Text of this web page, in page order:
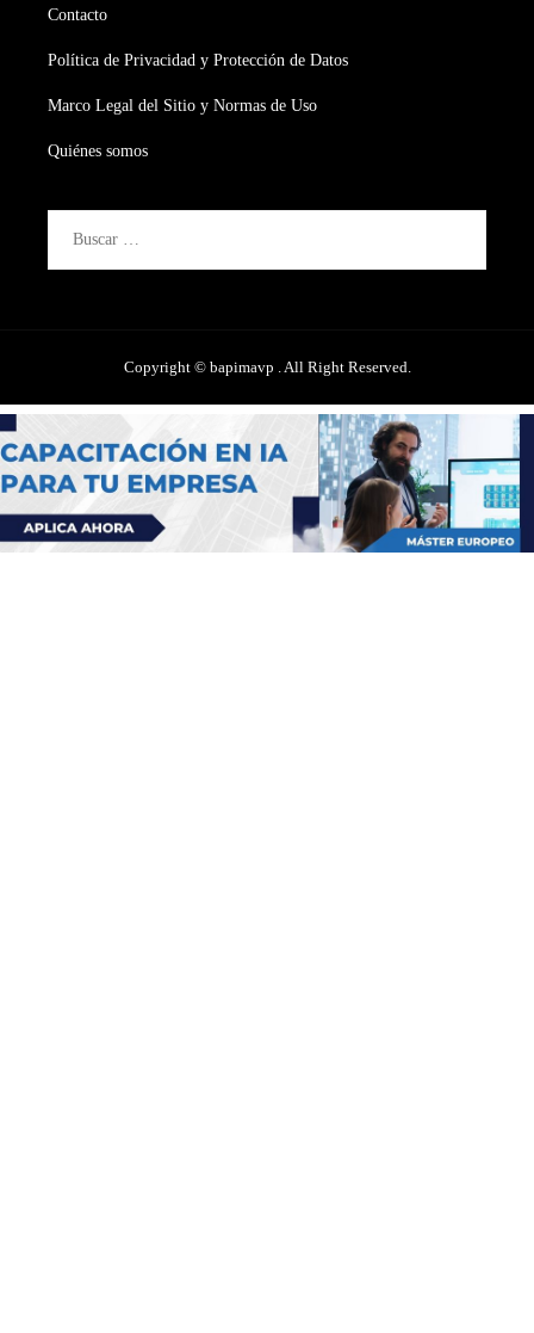
Contacto
Política de Privacidad y Protección de Datos
Marco Legal del Sitio y Normas de Uso
Quiénes somos
Copyright © bapimavp . All Right Reserved.